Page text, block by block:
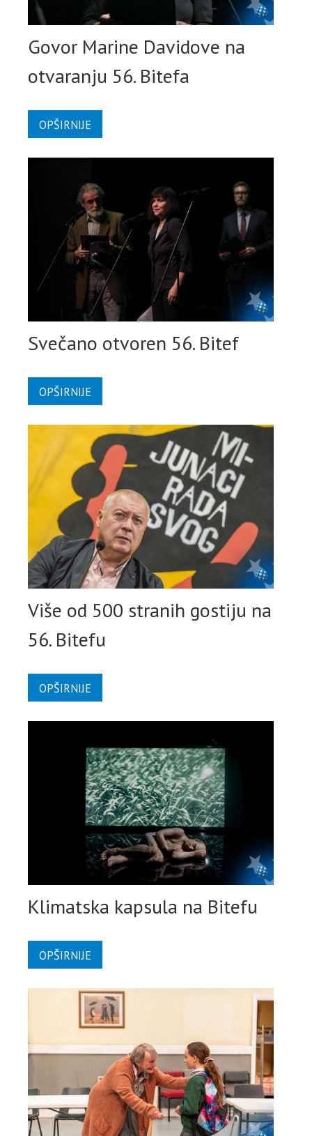
Govor Marine Davidove na
otvaranju 56. Bitefa
OPŠIRNIJE
Svečano otvoren 56. Bitef
OPŠIRNIJE
Više od 500 stranih gostiju na
56. Bitefu
OPŠIRNIJE
Klimatska kapsula na Bitefu
OPŠIRNIJE